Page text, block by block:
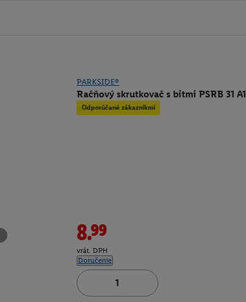
PARKSIDE®
Račňový skrutkovač s bitmi PSRB 31 A1
Odporúčané zákazníkmi
8.99
vrát. DPH
Doručenie